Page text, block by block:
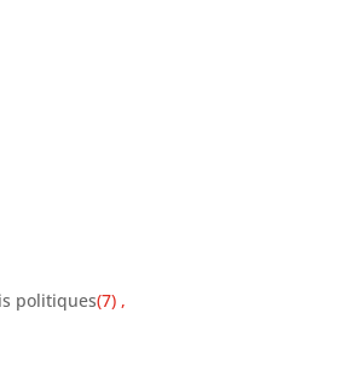
politiques(7) ,